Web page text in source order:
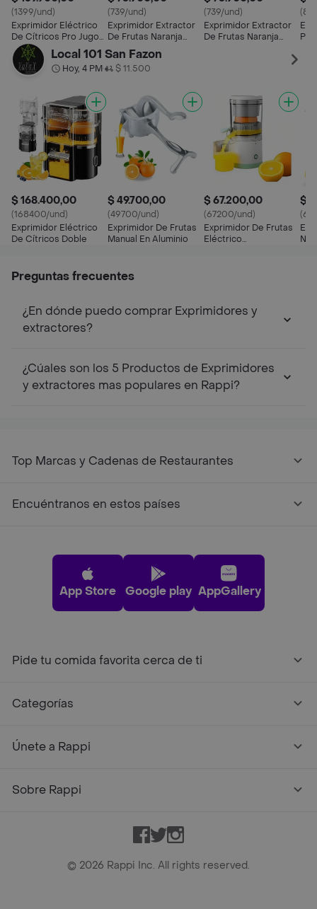
(1399/und)
Exprimidor Eléctrico
De Cítricos Pro Jugos
Naranja Y Limón
(739/und)
Exprimidor Extractor
De Frutas Naranja
Recargable Portatil
(739/und)
Exprimidor Extractor
De Frutas Naranja
Local 101 San Fazon
Hoy, 4 PM• $ 11.500
$ 168.400,00
(168400/und)
Exprimidor Eléctrico
De Cítricos Doble
$ 49.700,00
(49700/und)
Exprimidor De Frutas
Manual En Aluminio
$ 67.200,00
(67200/und)
Exprimidor De Frutas
Eléctrico
$
Preguntas frecuentes
¿En dónde puedo comprar Exprimidores y
extractores?
¿Cúales son los 5 Productos de Exprimidores
y extractores mas populares en Rappi?
Top Marcas y Cadenas de Restaurantes
Encuéntranos en estos países
App Store Google play AppGallery
Pide tu comida favorita cerca de ti
Categorías
Únete a Rappi
Sobre Rappi
Facebook
TwitterInstagram
© 2026 Rappi Inc. All rights reserved.